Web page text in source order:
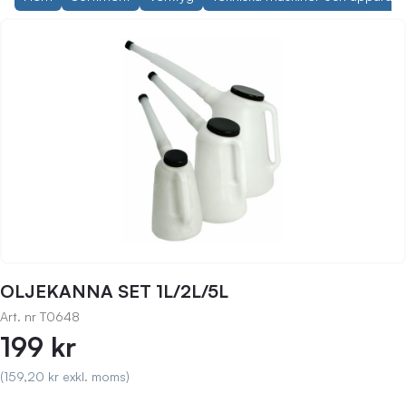
OLJEKANNA SET 1L/2L/5L
Art. nr T0648
199 kr
(159,20 kr exkl. moms)